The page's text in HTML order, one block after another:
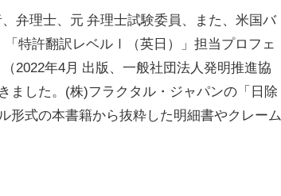
弁理士、元 弁理士試験委員、また、米国バ
特許翻訳レベルⅠ（英日）」担当プロフェ
2022年4 月 出版、一般社団法人発明推進協
ました。 (株)フラクタル・ジャパンの「日除
形式の本書籍から抜粋した明細書やクレーム